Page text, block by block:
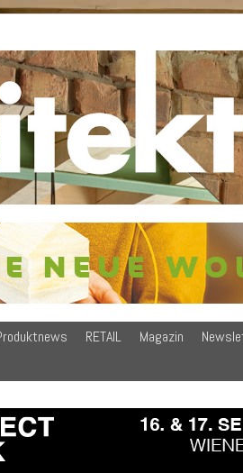
RETAIL Magazin